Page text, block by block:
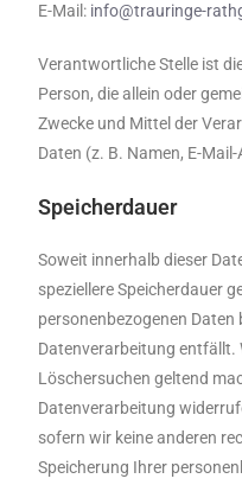
E-Mail: info@trauringe-
Verantwortliche Stelle ist
Person, die allein oder
Zwecke und Mittel der
Daten (z. B. Namen, E-
Speicherdauer
Soweit innerhalb dieser
speziellere Speicherdauer
personenbezogenen Daten
Datenverarbeitung entfällt.
Löschersuchen geltend
Datenverarbeitung
sofern wir keine anderen
Speicherung Ihrer